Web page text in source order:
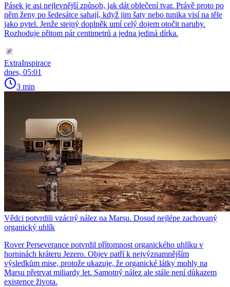
Pásek je asi nejlevnější způsob, jak dát oblečení tvar. Právě proto po
něm ženy po šedesátce sahají, když jim šaty nebo tunika visí na těle
jako pytel. Jenže stejný doplněk umí celý dojem otočit naruby.
Rozhoduje přitom pár centimetrů a jedna jediná dírka.
ExtraInspirace
dnes, 05:01
3 min
Vědci potvrdili vzácný nález na Marsu. Dosud nejlépe zachovaný
organický uhlík
Rover Perseverance potvrdil přítomnost organického uhlíku v
horninách kráteru Jezero. Objev patří k nejvýznamnějším
výsledkům mise, protože ukazuje, že organické látky mohly na
Marsu přetrvat miliardy let. Samotný nález ale stále není důkazem
existence života.